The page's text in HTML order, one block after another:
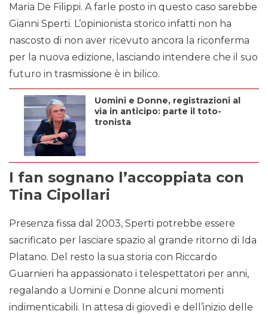
Maria De Filippi. A farle posto in questo caso sarebbe
Gianni Sperti. L’opinionista storico infatti non ha
nascosto di non aver ricevuto ancora la riconferma
per la nuova edizione, lasciando intendere che il suo
futuro in trasmissione è in bilico.
Uomini e Donne, registrazioni al
via in anticipo: parte il toto-
tronista
I fan sognano l’accoppiata con
Tina Cipollari
Presenza fissa dal 2003, Sperti potrebbe essere
sacrificato per lasciare spazio al grande ritorno di Ida
Platano. Del resto la sua storia con Riccardo
Guarnieri ha appassionato i telespettatori per anni,
regalando a Uomini e Donne alcuni momenti
indimenticabili. In attesa di giovedì e dell’inizio delle